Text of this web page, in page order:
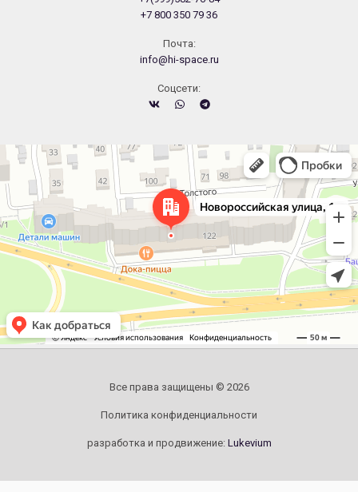
+7 800 350 79 36
Почта:
info@hi-space.ru
Cоцсети:
Челябинск
Новороссийская улица, 122 — Яндекс.Карты
Все права защищены © 2026
Политика конфиденциальности
разработка и продвижение: Lukevium